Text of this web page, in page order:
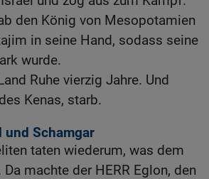
den König von Mesopotamien
in seine Hand, sodass seine
wurde.
Ruhe vierzig Jahre. Und
Kenas, starb.
und Schamgar
taten wiederum, was dem
machte der HERR Eglon, den